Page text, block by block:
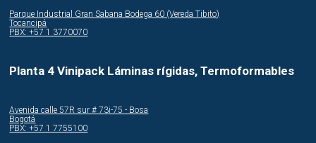
Parque Industrial Gran Sabana Bodega 60 (Vereda Tibito)
Tocancipá
PBX: +57 1 3770070
Planta 4 Vinipack Láminas rígidas, Termoformables
Avenida calle 57R sur # 73i-75 - Bosa
Bogotá
PBX: +57 1 7755100